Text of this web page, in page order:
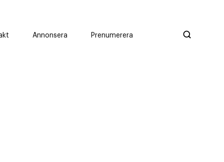
Annonsera Prenumerera